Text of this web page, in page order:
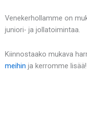
Venekerhollamme on
juniori- ja jollatoimintaa.
Kiinnostaako mukava
meihin ja kerromme lisää!